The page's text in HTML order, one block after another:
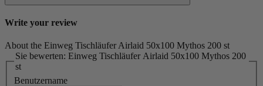
Write your review
About the Einweg Tischläufer Airlaid 50x100 Mythos 200 st
Sie bewerten: Einweg Tischläufer Airlaid 50x100 Mythos 200
st
Benutzername